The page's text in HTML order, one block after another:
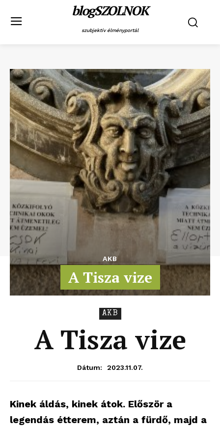
blogSZOLNOK
szubjektív élményportál
AKB
A Tisza vize
AKB
A Tisza vize
Dátum: 2023.11.07.
Kinek áldás, kinek átok. Először a
legendás étterem, aztán a fürdő, majd a